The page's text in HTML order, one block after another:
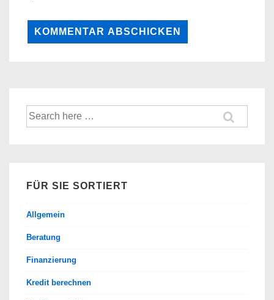
Suche
FÜR SIE SORTIERT
Allgemein
Beratung
Finanzierung
Kredit berechnen